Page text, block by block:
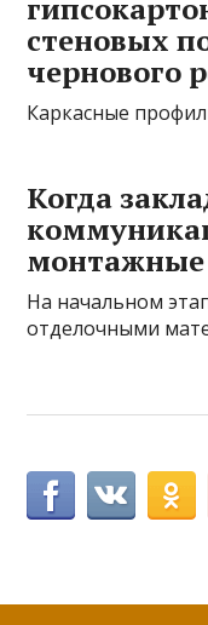
стеновых
чернового
Каркасные
Когда
На начальном
отделочными